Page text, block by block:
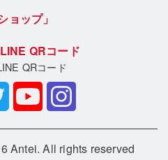
ョップ」
QRコード
Antei. All rights reserved